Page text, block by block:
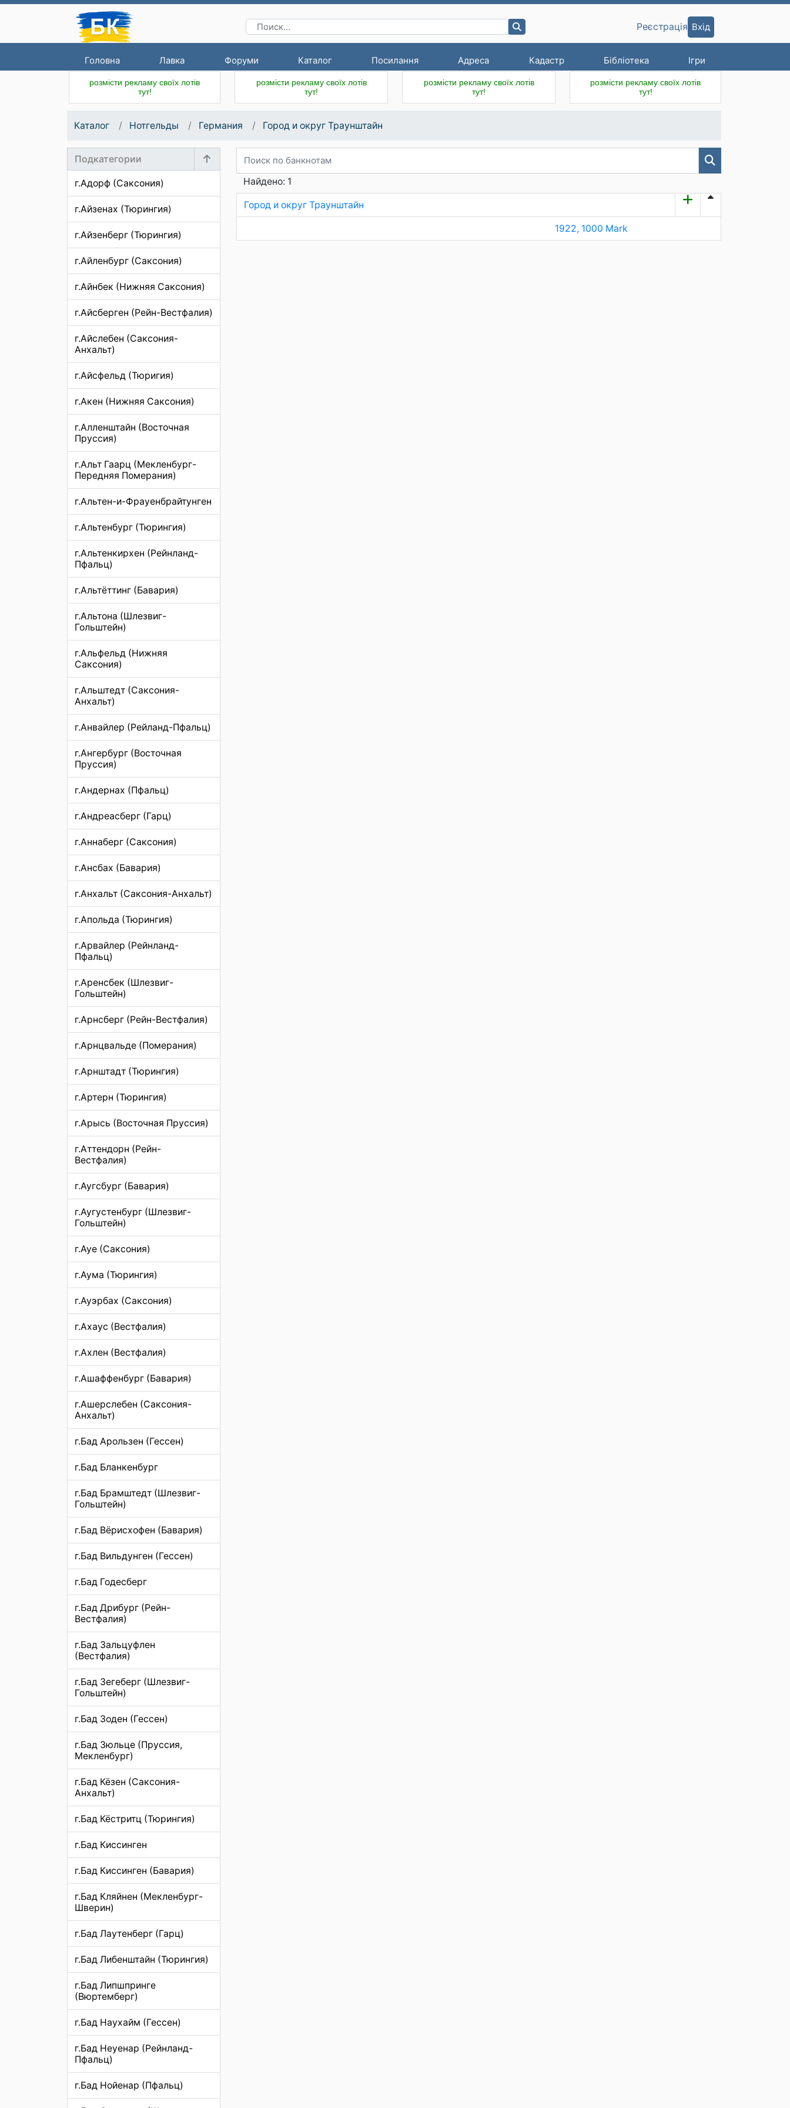
Головна Лавка Форуми Каталог Посилання Адреса Кадастр Бібліотека Ігри
Реєстрація Вхід
розмісти рекламу своїх лотів
тут!
розмісти рекламу своїх лотів
тут!
розмісти рекламу своїх лотів
тут!
розмісти рекламу своїх лотів
тут!
Каталог Нотгельды Германия Город и округ Траунштайн
Подкатегории
г.Адорф (Саксония)
г.Айзенах (Тюрингия)
г.Айзенберг (Тюрингия)
г.Айленбург (Саксония)
г.Айнбек (Нижняя Саксония)
г.Айсберген (Рейн-Вестфалия)
г.Айслебен (Саксония-
Анхальт)
г.Айсфельд (Тюригия)
г.Акен (Нижняя Саксония)
г.Алленштайн (Восточная
Пруссия)
г.Альт Гаарц (Мекленбург-
Передняя Померания)
г.Альтен-и-Фрауенбрайтунген
г.Альтенбург (Тюрингия)
г.Альтенкирхен (Рейнланд-
Пфальц)
г.Альтёттинг (Бавария)
г.Альтона (Шлезвиг-
Гольштейн)
г.Альфельд (Нижняя
Саксония)
г.Альштедт (Саксония-
Анхальт)
г.Анвайлер (Рейланд-Пфальц)
г.Ангербург (Восточная
Пруссия)
г.Андернах (Пфальц)
г.Андреасберг (Гарц)
г.Аннаберг (Саксония)
г.Ансбах (Бавария)
г.Анхальт (Саксония-Анхальт)
г.Апольда (Тюрингия)
г.Арвайлер (Рейнланд-
Пфальц)
г.Аренсбек (Шлезвиг-
Гольштейн)
г.Арнсберг (Рейн-Вестфалия)
г.Арнцвальде (Померания)
г.Арнштадт (Тюрингия)
г.Артерн (Тюрингия)
г.Арысь (Восточная Пруссия)
г.Аттендорн (Рейн-
Вестфалия)
г.Аугсбург (Бавария)
г.Аугустенбург (Шлезвиг-
Гольштейн)
г.Ауе (Саксония)
г.Аума (Тюрингия)
г.Ауэрбах (Саксония)
г.Ахаус (Вестфалия)
г.Ахлен (Вестфалия)
г.Ашаффенбург (Бавария)
г.Ашерслебен (Саксония-
Анхальт)
г.Бад Арользен (Гессен)
г.Бад Бланкенбург
г.Бад Брамштедт (Шлезвиг-
Гольштейн)
г.Бад Вёрисхофен (Бавария)
г.Бад Вильдунген (Гессен)
г.Бад Годесберг
г.Бад Дрибург (Рейн-
Вестфалия)
г.Бад Зальцуфлен
(Вестфалия)
г.Бад Зегеберг (Шлезвиг-
Гольштейн)
г.Бад Зоден (Гессен)
г.Бад Зюльце (Пруссия,
Мекленбург)
г.Бад Кёзен (Саксония-
Анхальт)
г.Бад Кёстритц (Тюрингия)
г.Бад Киссинген
г.Бад Киссинген (Бавария)
г.Бад Кляйнен (Мекленбург-
Шверин)
г.Бад Лаутенберг (Гарц)
г.Бад Либенштайн (Тюрингия)
г.Бад Липшпринге
(Вюртемберг)
г.Бад Наухайм (Гессен)
г.Бад Неуенар (Рейнланд-
Пфальц)
г.Бад Нойенар (Пфальц)
Найдено: 1
Город и округ Траунштайн
1922, 1000 Mark